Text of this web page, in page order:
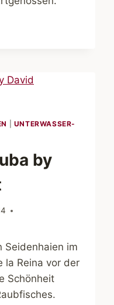
UNTERWASSER-
by
Seidenhaien im
la Reina vor der
Schönheit